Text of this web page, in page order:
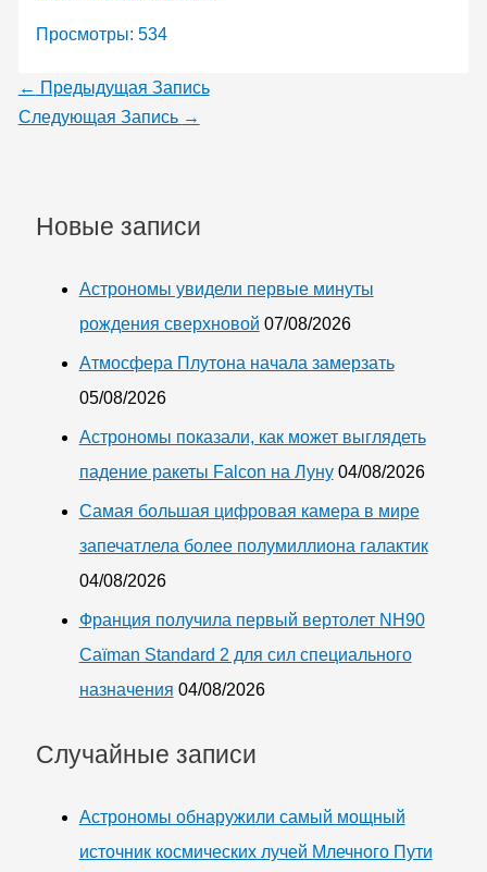
Просмотры: 534
← Предыдущая Запись
Следующая Запись →
Новые записи
Астрономы увидели первые минуты
рождения сверхновой 07/08/2026
Атмосфера Плутона начала замерзать
05/08/2026
Астрономы показали, как может выглядеть
падение ракеты Falcon на Луну 04/08/2026
Самая большая цифровая камера в мире
запечатлела более полумиллиона галактик
04/08/2026
Франция получила первый вертолет NH90
Caïman Standard 2 для сил специального
назначения 04/08/2026
Случайные записи
Астрономы обнаружили самый мощный
источник космических лучей Млечного Пути